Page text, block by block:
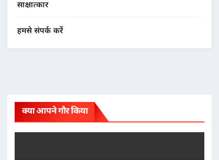
साक्षात्कार
हमसे संपर्क करें
क्या आपने गौर किया